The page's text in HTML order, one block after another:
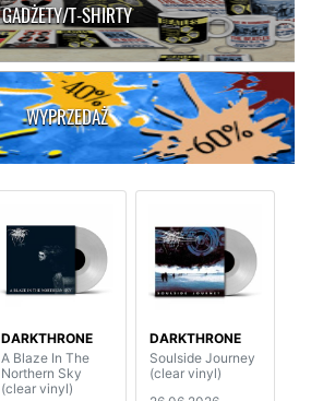
GADŻETY/T-SHIRTY
WYPRZEDAŻ
DARKTHRONE
A Blaze In The
Northern Sky
(clear vinyl)
DARKTHRONE
Soulside Journey
(clear vinyl)